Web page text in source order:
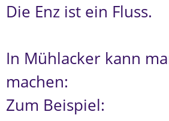
Die Enz ist ein Fluss.
In Mühlacker kann
machen:
Zum Beispiel: